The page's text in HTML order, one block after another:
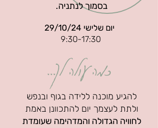
בסמוך לנתניה.
יום שלישי 29/10/24
9:30-17:30
כמה עולה לך...
להגיע מוכנה ללידה בגוף ובנפש
ולתת לעצמך יום להתכוונן באמת
לחוויה הגדולה והמדהימה שעומדת